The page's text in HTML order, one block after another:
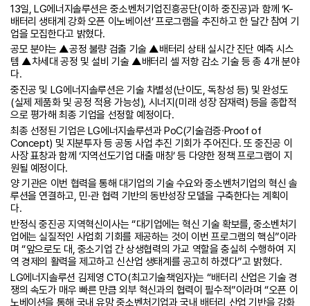
13일, LG에너지솔루션은 중소벤처기업진흥공단(이하 중진공)과 함께 ‘K-
배터리 생태계 강화 오픈 이노베이션’ 프로그램을 추진하고 한 달간 참여 기
업을 모집한다고 밝혔다.
공모 분야는 ▲공정 불량 검출 기술 ▲배터리 상태 실시간 진단 예측 시스
템 ▲차세대 공정 및 설비 기술 ▲배터리 셀 저항 감소 기술 등 총 4개 분야
다.
중진공 및 LG에너지솔루션은 기술 차별성(난이도, 독창성 등) 및 완성도
(실제 제품화 및 공정 적용 가능성), 시너지(미래 성장 잠재력) 등을 종합적
으로 평가해 최종 기업을 선정할 예정이다.
최종 선정된 기업은 LG에너지솔루션과 PoC(기술검증∙Proof of
Concept) 및 지분투자 등 공동 사업 추진 기회가 주어진다. 또 중진공 이
사장 표창과 함께 ‘지역선도기업 대출 매칭’ 등 다양한 정책 프로그램이 지
원될 예정이다.
양 기관은 이번 협력을 통해 대기업의 기술 수요와 중소벤처기업의 혁신 솔
루션을 연결하고, 민·관 협력 기반의 동반성장 모델을 구축한다는 계획이
다.
반정식 중진공 지역혁신이사는 “대기업에는 혁신 기술 확보를, 중소벤처기
업에는 실질적인 사업회 기회를 제공하는 것이 이번 프로그램의 핵심”이라
며 “앞으로도 대, 중소기업 간 상생협력의 가교 역할을 충실히 수행하여 지
역 경제의 활력을 제고하고 신산업 생태계를 공고히 하겠다”고 밝혔다.
LG에너지솔루션 김제영 CTO(최고기술책임자)는 “배터리 산업은 기술 경
쟁의 속도가 매우 빠른 만큼 외부 혁신과의 협력이 필수적”이라며 “오픈 이
노베이션을 통해 국내 유망 중소벤처기업과 국내 배터리 산업 기반을 강화